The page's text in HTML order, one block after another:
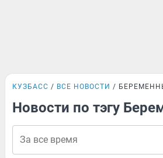
КУЗБАСС ВСЕ НОВОСТИ
Новости по тэгу